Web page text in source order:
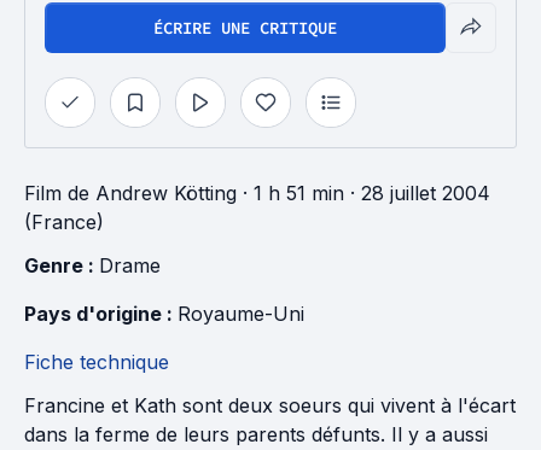
ÉCRIRE UNE CRITIQUE
Film de Andrew Kötting · 1 h 51 min · 28 juillet 2004
(France)
Genre : Drame
Pays d'origine : Royaume-Uni
Fiche technique
Francine et Kath sont deux soeurs qui vivent à l'écart
dans la ferme de leurs parents défunts. Il y a aussi